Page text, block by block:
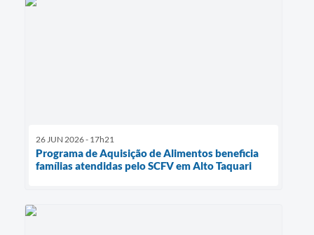
26 JUN 2026 - 17h21
Programa de Aquisição de Alimentos beneficia
famílias atendidas pelo SCFV em Alto Taquari